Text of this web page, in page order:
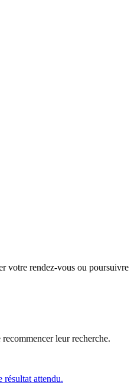
votre rendez-vous ou
leur recherche.
résultat attendu.